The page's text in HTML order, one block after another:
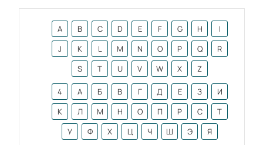
A B C D E F G H
I
J
K L M N O P Q
R
S
T U V W X Z
4 А Б В Г Д Е З
И
К
Л М Н О П Р С
Т
У
Ф Х Ц Ч Ш Э Я